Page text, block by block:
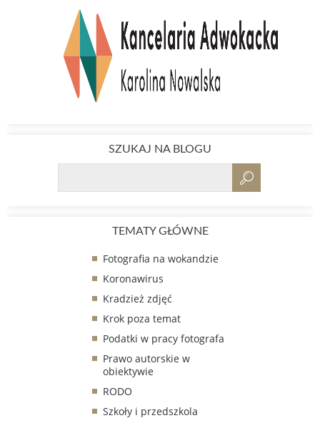
SZUKAJ NA BLOGU
TEMATY GŁÓWNE
Fotografia na wokandzie
Koronawirus
Kradzież zdjęć
Krok poza temat
Podatki w pracy fotografa
Prawo autorskie w
obiektywie
RODO
Szkoły i przedszkola